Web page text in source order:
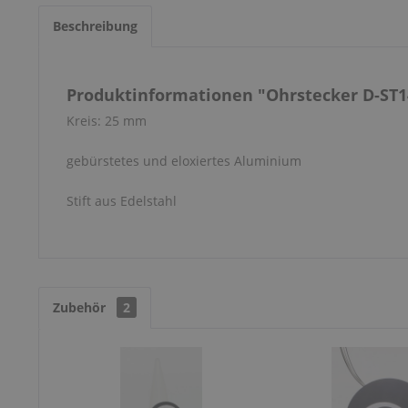
Beschreibung
Produktinformationen "Ohrstecker D-
Kreis: 25 mm
gebürstetes und eloxiertes Aluminium
Stift aus Edelstahl
Zubehör 2